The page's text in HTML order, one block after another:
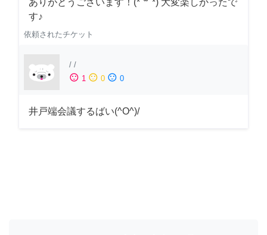
ありがとうございます！(*´꒳`*) 大変楽しかったで
す♪
依頼されたチケット
/ /
sentiment_satisfied 1 sentiment_neutral 0 sentiment_dissatisfied 0
井戸端会議するばい(^O^)/